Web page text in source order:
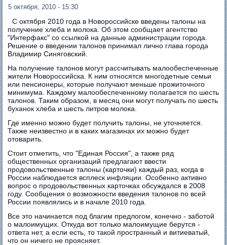
5 октября, 2010 - 15:30
С октября 2010 года в Новороссийске введены талоны на
получение хлеба и молока. Об этом сообщает агентство
"Интерфакс" со ссылкой на данные администрации города.
Решение о введении талонов принимал лично глава города
Владимир Синяговский.
На получение талонов могут рассчитывать малообеспеченные
жители Новороссийска. К ним относятся многодетные семьи
или пенсионеры, которые получают меньше прожиточного
минимума. Каждому малообеспеченному полагается по шесть
талонов. Таким образом, в месяц они могут получать по шесть
буханок хлеба и шесть литров молока.
Где именно можно будет получить талоны, не уточняется.
Также неизвестно и в каких магазинах их можно будет
отоварить.
Стоит отметить, что "Единая Россия", а также ряд
общественных организаций предлагают ввести
продовольственные талоны (карточки) каждый раз, когда в
России наблюдается всплеск инфляции. Особенно активно
вопрос о продовольственных карточках обсуждался в 2008
году. Сообщения о возможности введения талонов по всей
России появлялись и в начале 2010 года.
Все это начинается под благим предлогом, конечно - заботой
о малоимущих. Откуда вот только малоимущие берутся -
ответа нет, а если есть, то такой пространный и витиеватый,
что он ничего не проясняет.